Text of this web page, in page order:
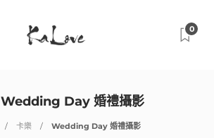
0
Wedding Day 婚禮攝影
卡樂 Wedding Day 婚禮攝影